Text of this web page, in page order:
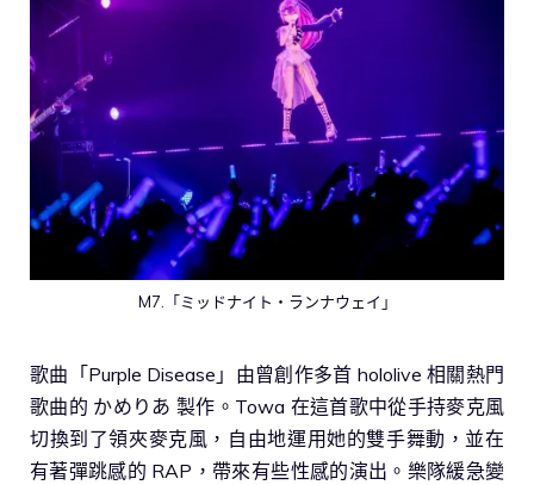
M7.「ミッドナイト・ランナウェイ」
歌曲「Purple Disease」由曾創作多首 hololive 相關熱門
歌曲的 かめりあ 製作。Towa 在這首歌中從手持麥克風
切換到了領夾麥克風，自由地運用她的雙手舞動，並在
有著彈跳感的 RAP，帶來有些性感的演出。樂隊緩急變